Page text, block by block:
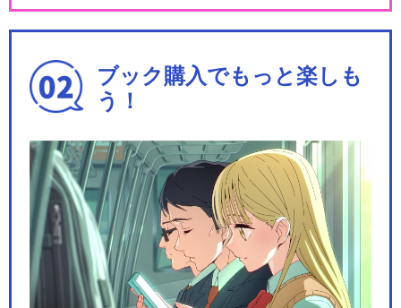
ブック購入でもっと楽しも
う！